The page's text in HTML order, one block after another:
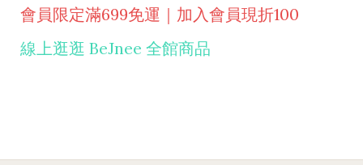
會員限定滿699免運｜加入會員現折100
線上逛逛 BeJnee 全館商品